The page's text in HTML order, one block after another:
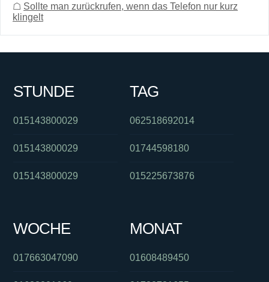
☖ Sollte man zurückrufen, wenn das Telefon nur kurz
klingelt
STUNDE
015143800029
015143800029
015143800029
TAG
062518692014
01744598180
015225673876
WOCHE
017663047090
MONAT
01608489450